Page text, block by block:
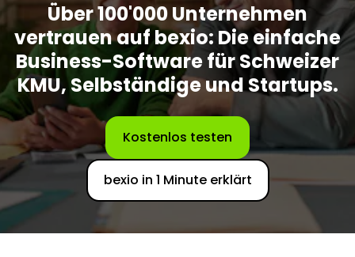
Über 100'000 Unternehmen
vertrauen auf bexio: Die einfache
Business-Software für Schweizer
KMU, Selbständige und Startups.
Kostenlos testen
bexio in 1 Minute erklärt